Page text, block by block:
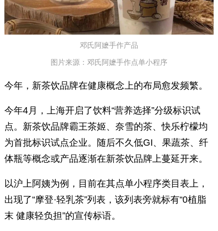
邓氏阿嬷手作产品
图片来源：邓氏阿嬷手作点单小程序
今年，新茶饮品牌在健康概念上的布局愈发频繁。
今年4月，上海开启了饮料“营养选择”分级标识试
点。新茶饮品牌霸王茶姬、奈雪的茶、快乐柠檬均
为首批标识试点企业。随后不久低GI、果蔬茶、纤
体瓶等概念或产品逐渐在新茶饮品牌上蔓延开来。
以沪上阿姨为例，目前在其点单小程序类目表上，
出现了“摩登·轻乳茶”列表，该列表旁就标有“0植脂
末 健康轻负担”的宣传标语。